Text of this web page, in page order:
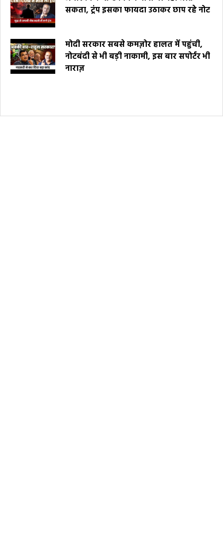
सकता, ट्रंप इसका फायदा उठाकर छाप रहे नोट
मोदी सरकार सबसे कमज़ोर हालत में पहुंची,
नोटबंदी से भी बड़ी नाकामी, इस बार सपोर्टर भी
नाराज़